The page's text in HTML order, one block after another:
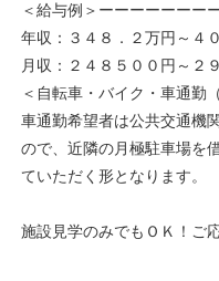
＜給与例＞ーーーーーーー
年収：３４８．２万円～４
月収：２４８５００円～２
＜自転車・バイク・車通勤
車通勤希望者は公共交通機
ので、近隣の月極駐車場を
ていただく形となります。
施設見学のみでもＯＫ！ご